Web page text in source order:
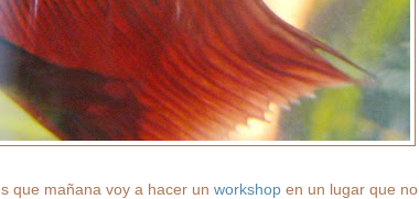
que mañana voy a hacer un workshopen un lugar que no